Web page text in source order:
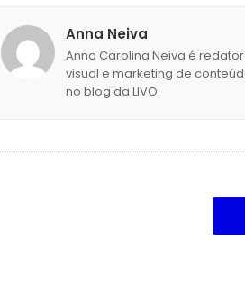
Anna Neiva
Anna Carolina Neiva é
visual e marketing de
no blog da LIVO.